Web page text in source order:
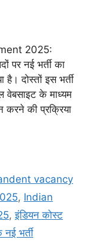
2025:
पर नई भर्ती का
है। दोस्तों इस भर्ती
वेबसाइट के माध्यम
करने की प्रक्रिया
vacancy
, Indian
,इंडियन कोस्ट
नई भर्ती